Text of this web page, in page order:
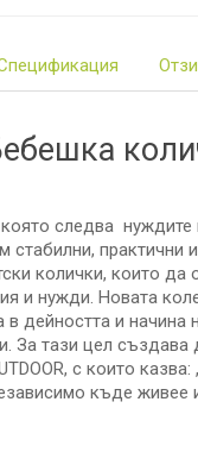
следва нуждите
стабилни, практични
колички, които да
и нужди. Новата
в дейността и начина
За тази цел създава
с които
къде живее